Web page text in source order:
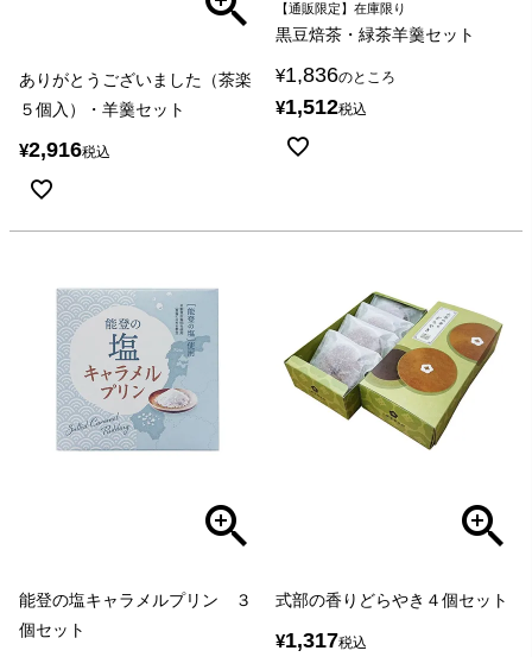
ありがとうございました（茶楽
５個入）・羊羹セット
¥2,916税込
【通販限定】在庫限り
黒豆焙茶・緑茶羊羹セット
¥1,836のところ
¥1,512税込
能登の塩キャラメルプリン ３
個セット
式部の香りどらやき４個セット
¥1,317税込